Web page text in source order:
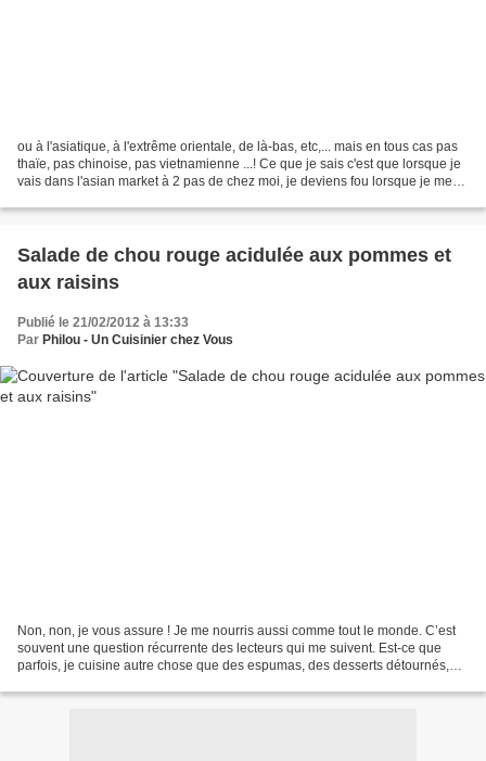
ou à l'asiatique, à l'extrême orientale, de là-bas, etc,... mais en tous cas pas
thaïe, pas chinoise, pas vietnamienne ...! Ce que je sais c'est que lorsque je
vais dans l'asian market à 2 pas de chez moi, je deviens fou lorsque je me
Salade de chou rouge acidulée aux pommes et
aux raisins
Publié le 21/02/2012 à 13:33
Par Philou - Un Cuisinier chez Vous
Non, non, je vous assure ! Je me nourris aussi comme tout le monde. C’est
souvent une question récurrente des lecteurs qui me suivent. Est-ce que
parfois, je cuisine autre chose que des espumas, des desserts détournés,